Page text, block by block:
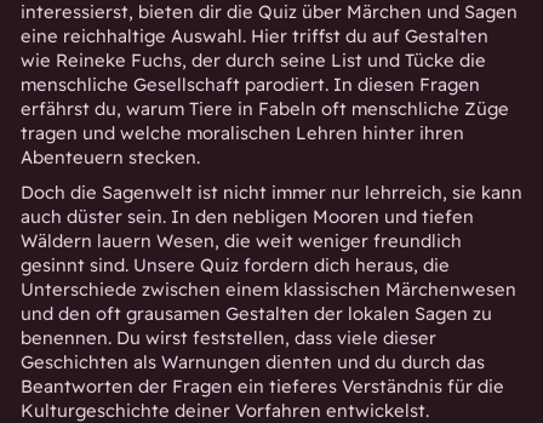
interessierst, bieten dir die Quiz über Märchen und Sagen
eine reichhaltige Auswahl. Hier triffst du auf Gestalten
wie Reineke Fuchs, der durch seine List und Tücke die
menschliche Gesellschaft parodiert. In diesen Fragen
erfährst du, warum Tiere in Fabeln oft menschliche Züge
tragen und welche moralischen Lehren hinter ihren
Abenteuern stecken.
Doch die Sagenwelt ist nicht immer nur lehrreich, sie kann
auch düster sein. In den nebligen Mooren und tiefen
Wäldern lauern Wesen, die weit weniger freundlich
gesinnt sind. Unsere Quiz fordern dich heraus, die
Unterschiede zwischen einem klassischen Märchenwesen
und den oft grausamen Gestalten der lokalen Sagen zu
benennen. Du wirst feststellen, dass viele dieser
Geschichten als Warnungen dienten und du durch das
Beantworten der Fragen ein tieferes Verständnis für die
Kulturgeschichte deiner Vorfahren entwickelst.